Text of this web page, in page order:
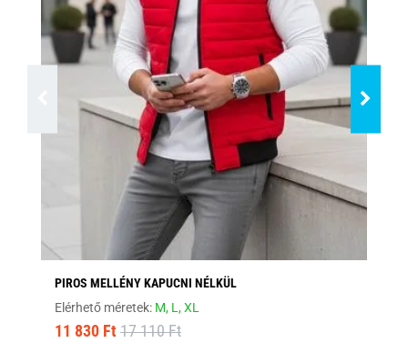
PIROS MELLÉNY KAPUCNI NÉLKÜL
Elérhető méretek: M, L,XL
11 830 Ft 17 110 Ft